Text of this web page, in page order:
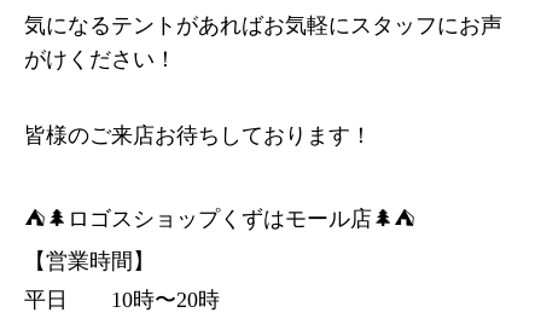
気になるテントがあればお気軽にスタッフにお声
がけください！
皆様のご来店お待ちしております！
⛺️🌲ロゴスショップくずはモール店🌲⛺️
【営業時間】
平日 10時〜20時